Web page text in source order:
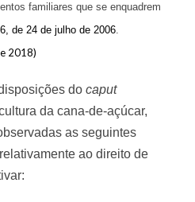
familiares que se enquadrem
de 24 de julho de 2006.
2018)
docaput
da cana-de-açúcar,
as seguintes
ao direito de